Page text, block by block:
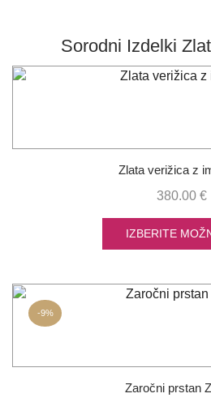
Sorodni Izdelki
Zlata verižica z
380.00 €
IZBERITE
-9%
Zaročni prstan